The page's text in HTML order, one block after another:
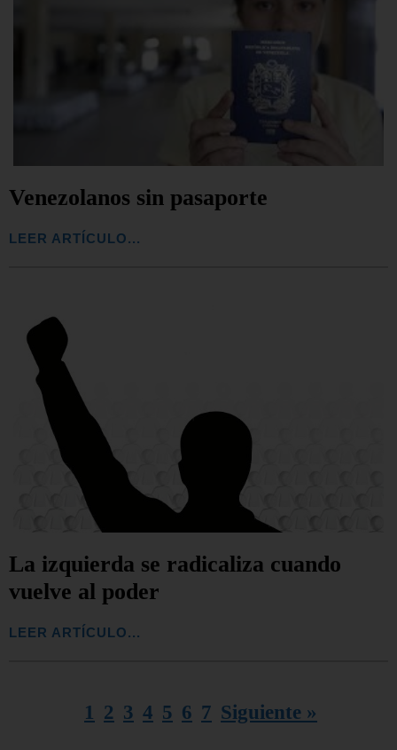
Venezolanos sin pasaporte
LEER ARTÍCULO...
La izquierda se radicaliza cuando
vuelve al poder
LEER ARTÍCULO...
1 2 3 4 5 6 7 Siguiente »